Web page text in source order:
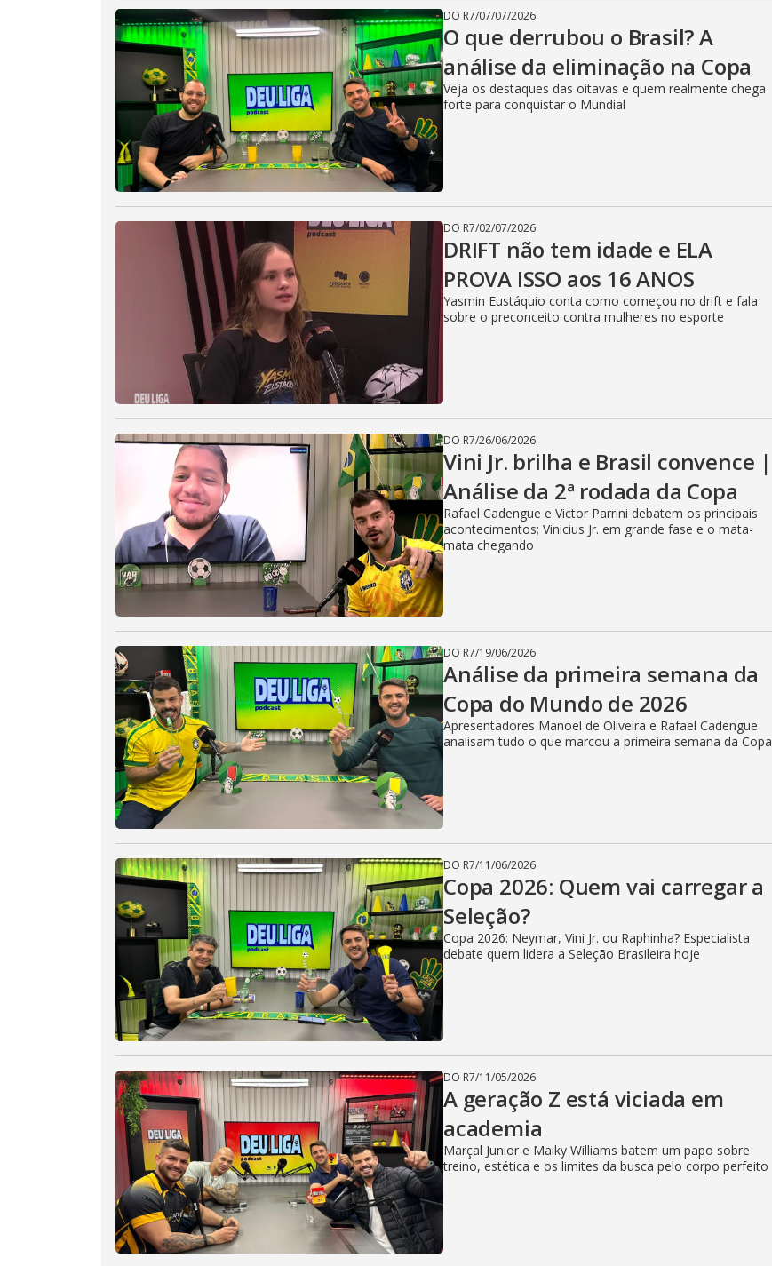
DO R7/07/07/2026
O que derrubou o Brasil? A
análise da eliminação na Copa
Veja os destaques das oitavas e quem realmente chega
forte para conquistar o Mundial
DO R7/02/07/2026
DRIFT não tem idade e ELA
PROVA ISSO aos 16 ANOS
Yasmin Eustáquio conta como começou no drift e fala
sobre o preconceito contra mulheres no esporte
DO R7/26/06/2026
Vini Jr. brilha e Brasil convence |
Análise da 2ª rodada da Copa
Rafael Cadengue e Victor Parrini debatem os principais
acontecimentos; Vinicius Jr. em grande fase e o mata-
mata chegando
DO R7/19/06/2026
Análise da primeira semana da
Copa do Mundo de 2026
Apresentadores Manoel de Oliveira e Rafael Cadengue
analisam tudo o que marcou a primeira semana da Copa
DO R7/11/06/2026
Copa 2026: Quem vai carregar a
Seleção?
Copa 2026: Neymar, Vini Jr. ou Raphinha? Especialista
debate quem lidera a Seleção Brasileira hoje
DO R7/11/05/2026
A geração Z está viciada em
academia
Marçal Junior e Maiky Williams batem um papo sobre
treino, estética e os limites da busca pelo corpo perfeito